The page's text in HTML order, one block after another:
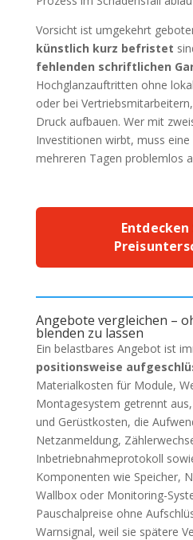
Vorsicht ist umgekehrt
künstlich kurz befristet
fehlenden schriftlichen
Hochglanzauftritten ohne
oder bei
Druck aufbauen. Wer mit
Investitionen wirbt, muss
mehreren Tagen problemlos
Entdecken
Angebote vergleichen –
blenden zu lassen
Ein belastbares Angebot ist
positionsweise
Materialkosten für Module,
Montagesystem getrennt
und Gerüstkosten, die
Netzanmeldung,
Inbetriebnahmeprotokoll
Komponenten wie Speicher,
Wallbox oder Monitoring-
Pauschalpreise ohne
Warnsignal, weil sie spätere